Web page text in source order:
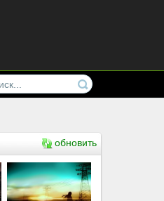
обновить